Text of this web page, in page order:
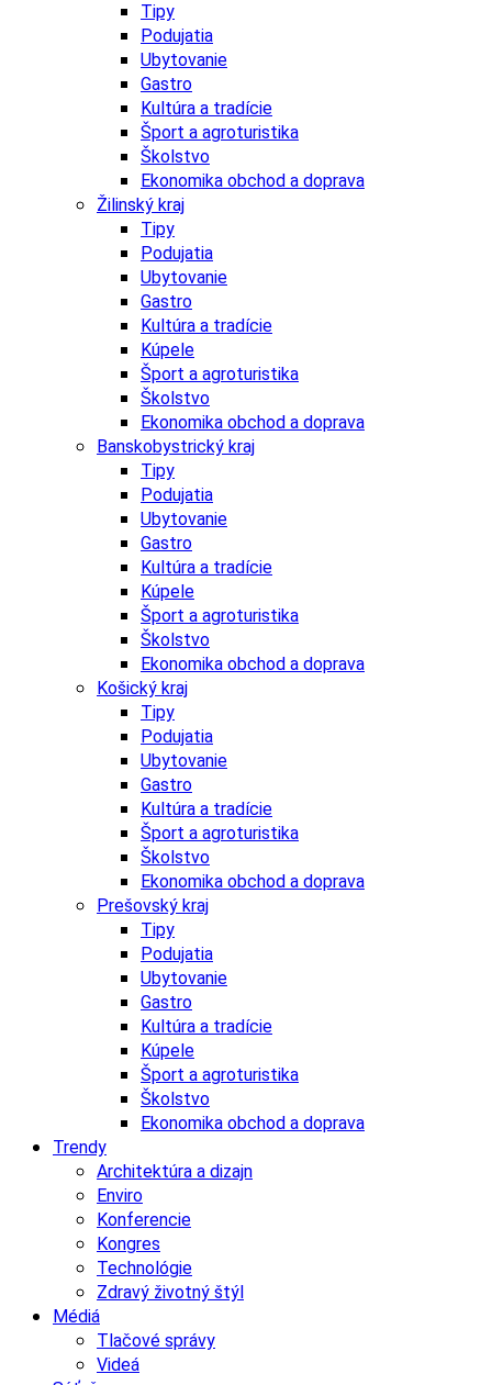
Tipy
Podujatia
Ubytovanie
Gastro
Kultúra a tradície
Šport a agroturistika
Školstvo
Ekonomika obchod a doprava
Žilinský kraj
Tipy
Podujatia
Ubytovanie
Gastro
Kultúra a tradície
Kúpele
Šport a agroturistika
Školstvo
Ekonomika obchod a doprava
Banskobystrický kraj
Tipy
Podujatia
Ubytovanie
Gastro
Kultúra a tradície
Kúpele
Šport a agroturistika
Školstvo
Ekonomika obchod a doprava
Košický kraj
Tipy
Podujatia
Ubytovanie
Gastro
Kultúra a tradície
Šport a agroturistika
Školstvo
Ekonomika obchod a doprava
Prešovský kraj
Tipy
Podujatia
Ubytovanie
Gastro
Kultúra a tradície
Kúpele
Šport a agroturistika
Školstvo
Ekonomika obchod a doprava
Trendy
Architektúra a dizajn
Enviro
Konferencie
Kongres
Technológie
Zdravý životný štýl
Médiá
Tlačové správy
Videá